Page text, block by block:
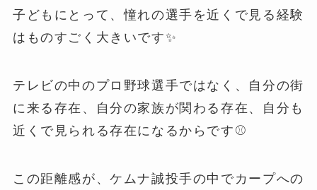
子どもにとって、憧れの選手を近くで見る経験
はものすごく大きいです✨
テレビの中のプロ野球選手ではなく、自分の街
に来る存在、自分の家族が関わる存在、自分も
近くで見られる存在になるからです⚾️
この距離感が、ケムナ誠投手の中でカープへの